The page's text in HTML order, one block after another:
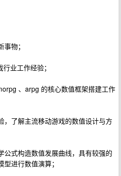
物；
业工作经验；
、arpg 的核心数值框架搭建工作
，了解主流移动游戏的数值设计与方
公式构造数值发展曲线，具有较强的
进行数值演算；